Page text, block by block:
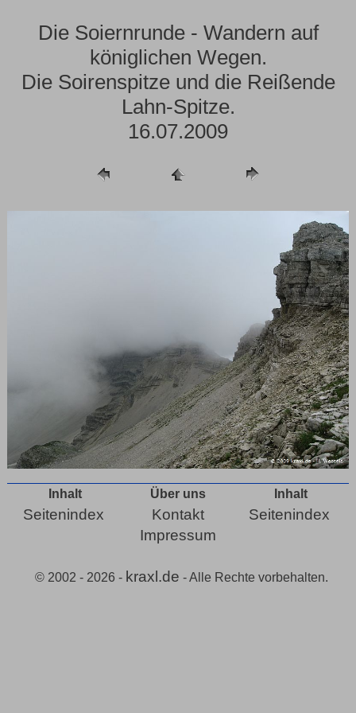
Die Soiernrunde - Wandern auf
königlichen Wegen.
Die Soirenspitze und die Reißende
Lahn-Spitze.
16.07.2009
Inhalt
Seitenindex
Über uns
Kontakt
Impressum
Inhalt
Seitenindex
© 2002 - 2026 - kraxl.de - Alle Rechte vorbehalten.